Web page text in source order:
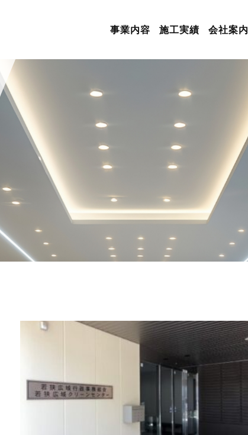
事業内容 施工実績 会社案内